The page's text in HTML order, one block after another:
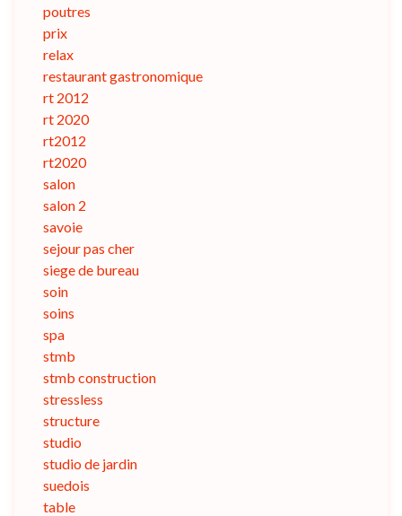
poutres
prix
relax
restaurant gastronomique
rt 2012
rt 2020
rt2012
rt2020
salon
salon 2
savoie
sejour pas cher
siege de bureau
soin
soins
spa
stmb
stmb construction
stressless
structure
studio
studio de jardin
suedois
table